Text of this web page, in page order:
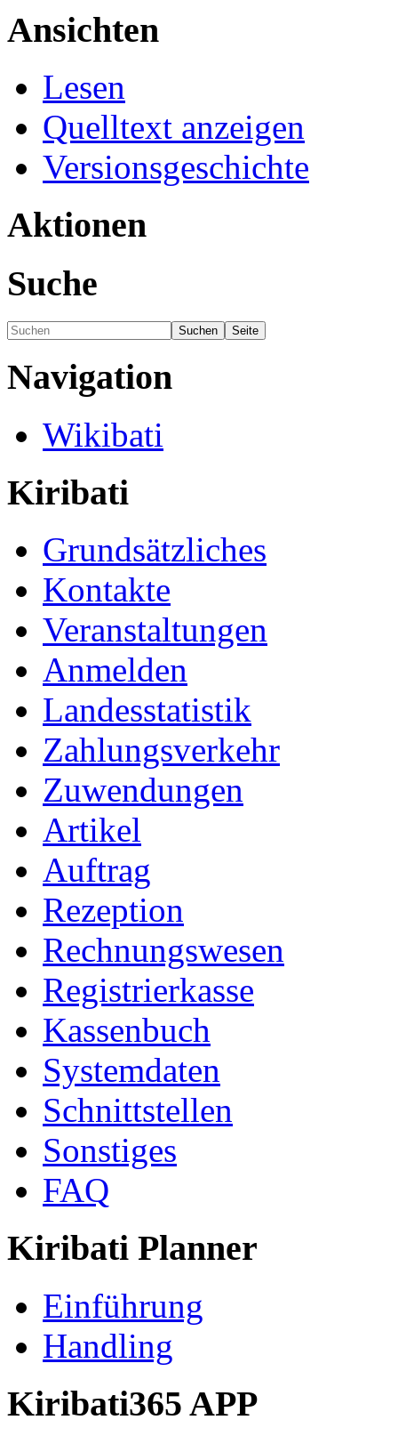
Ansichten
Lesen
Quelltext anzeigen
Versionsgeschichte
Aktionen
Suche
Navigation
Wikibati
Kiribati
Grundsätzliches
Kontakte
Veranstaltungen
Anmelden
Landesstatistik
Zahlungsverkehr
Zuwendungen
Artikel
Auftrag
Rezeption
Rechnungswesen
Registrierkasse
Kassenbuch
Systemdaten
Schnittstellen
Sonstiges
FAQ
Kiribati Planner
Einführung
Handling
Kiribati365 APP